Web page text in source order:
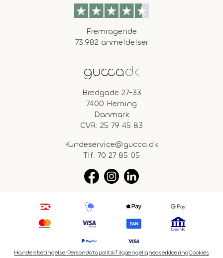
Fremragende
73.982 anmeldelser
Bredgade 27-33
7400 Herning
Danmark
CVR: 25 79 45 83
Kundeservice@gucca.dk
Tlf: 70 27 85 05
HandelsbetingelserPersondatapolitikTilgængelighedserklæringCookies